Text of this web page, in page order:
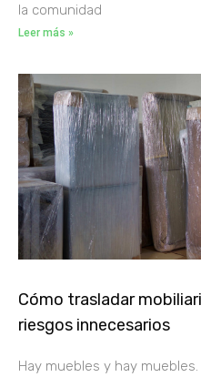
la comunidad
Leer más »
Cómo trasladar
riesgos innecesarios
Hay muebles y hay